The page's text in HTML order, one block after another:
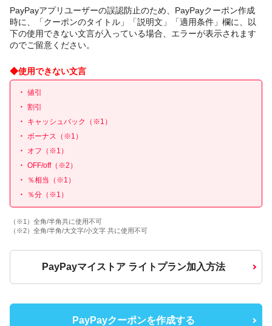
PayPayアプリユーザーの誤認防止のため、PayPayクーポン作成
時に、「クーポンのタイトル」「説明文」「適用条件」欄に、以
下の使用できない文言が入っている場合、エラーが表示されます
のでご留意ください。
◆使用できない文言
値引
割引
キャッシュバック（※1）
ボーナス（※1）
オフ（※1）
OFF/off（※2）
％相当（※1）
％分（※1）
（※1）全角/半角共に使用不可
（※2）全角/半角/大文字/小文字 共に使用不可
PayPayマイストア ライトプラン加入方法
PayPayクーポンを作成する